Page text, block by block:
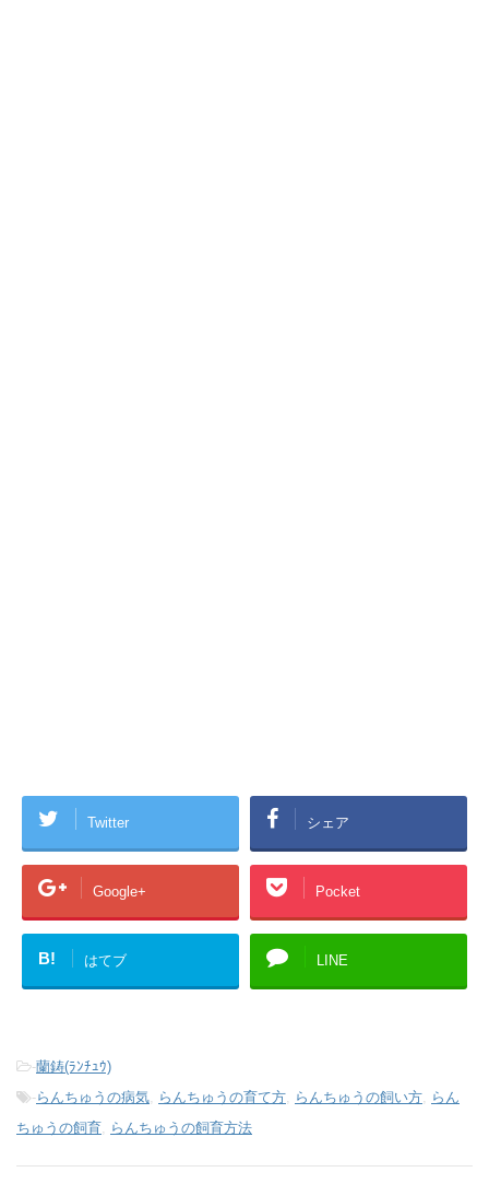
Twitter シェア
Google+ Pocket
B! はてブ LINE
-蘭鋳(ﾗﾝﾁｭｳ)
-らんちゅうの病気, らんちゅうの育て方, らんちゅうの飼い方, らん
ちゅうの飼育, らんちゅうの飼育方法